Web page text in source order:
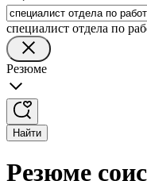
специалист отдела по
Резюме
Найти
Резюме